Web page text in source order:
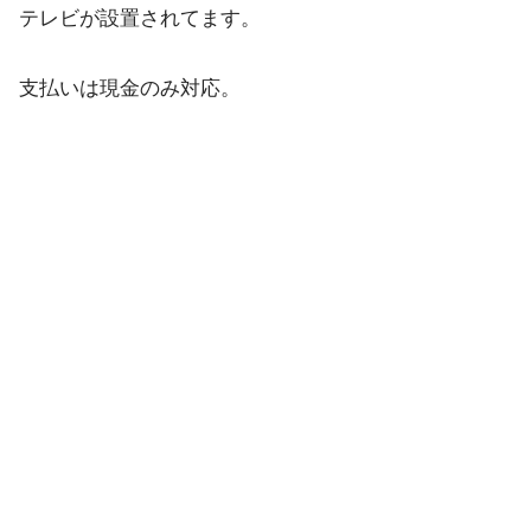
テレビが設置されてます。
支払いは現金のみ対応。